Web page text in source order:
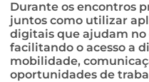
Durante os encontros
juntos como utilizar
digitais que ajudam no
facilitando o acesso a
mobilidade,
oportunidades de